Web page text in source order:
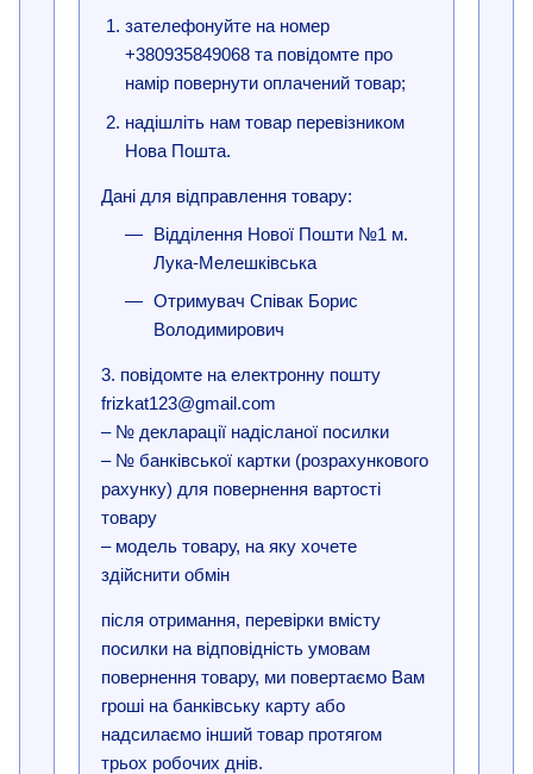
зателефонуйте на номер
+380935849068 та повідомте про
намір повернути оплачений товар;
надішліть нам товар перевізником
Нова Пошта.
Дані для відправлення товару:
Відділення Нової Пошти №1 м.
Лука-Мелешківська
Отримувач Співак Борис
Володимирович
3. повідомте на електронну пошту
frizkat123@gmail.com
– № декларації надісланої посилки
– № банківської картки (розрахункового
рахунку) для повернення вартості
товару
– модель товару, на яку хочете
здійснити обмін
після отримання, перевірки вмісту
посилки на відповідність умовам
повернення товару, ми повертаємо Вам
гроші на банківську карту або
надсилаємо інший товар протягом
трьох робочих днів.